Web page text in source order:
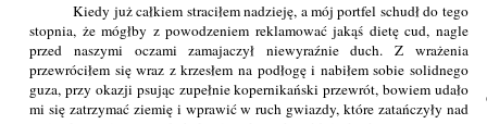
Kiedy już całkiem straciłem nadzieję, a mój portfel schudł do tego
stopnia, że mógłby z powodzeniem reklamować jakąś dietę cud, nagle
przed naszymi oczami zamajaczył niewyraźnie duch. Z wrażenia
przewróciłem się wraz z krzesłem na podłogę i nabiłem sobie solidnego
guza, przy okazji psując zupełnie kopernikański przewrót, bowiem udało
mi się zatrzymać ziemię i wprawić w ruch gwiazdy, które zatańczyły nad